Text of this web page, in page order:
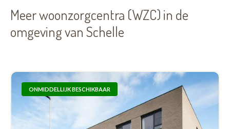
Meer woonzorgcentra (WZC) in de
omgeving van Schelle
ONMIDDELLIJK BESCHIKBAAR